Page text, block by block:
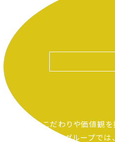
自分たちのこだわりや価値観
ピアーサーティーグループでは